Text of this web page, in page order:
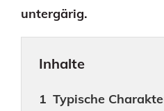
untergärig.
Inhalte
Typische